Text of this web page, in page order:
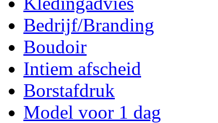
Bedrijf/Branding
Boudoir
Intiem afscheid
Borstafdruk
Model voor 1 dag